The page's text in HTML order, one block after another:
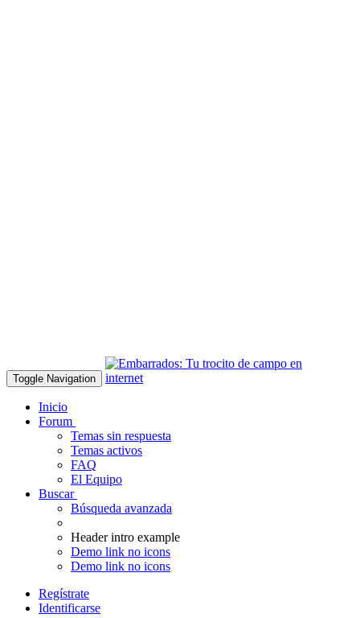
Toggle Navigation
Inicio
Forum
Temas sin respuesta
Temas activos
FAQ
El Equipo
Buscar
Búsqueda avanzada
Header intro example
Demo link no icons
Demo link no icons
Regístrate
Identificarse